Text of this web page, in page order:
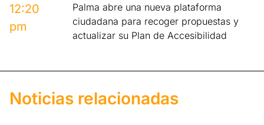
12:20
pm
Palma abre una nueva plataforma
ciudadana para recoger propuestas y
actualizar su Plan de Accesibilidad
Noticias relacionadas